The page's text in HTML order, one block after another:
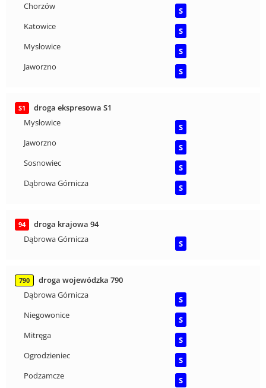
Chorzów
S
Katowice
S
Mysłowice
S
Jaworzno
S
S1
droga ekspresowa S1
Mysłowice
S
Jaworzno
S
Sosnowiec
S
Dąbrowa Górnicza
S
94
droga krajowa 94
Dąbrowa Górnicza
S
790
droga wojewódzka 790
Dąbrowa Górnicza
S
Niegowonice
S
Mitręga
S
Ogrodzieniec
S
Podzamcze
S